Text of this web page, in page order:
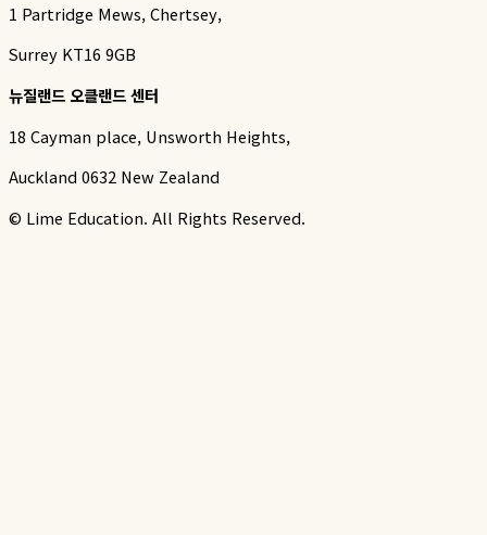
1 Partridge Mews, Chertsey,
Surrey KT16 9GB
뉴질랜드 오클랜드 센터
18 Cayman place, Unsworth Heights,
Auckland 0632 New Zealand
© Lime Education. All Rights Reserved.